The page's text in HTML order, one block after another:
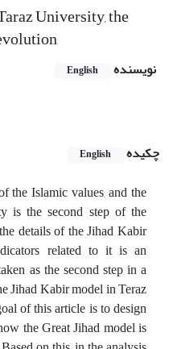
University, the
نویسنده English
چکیده
English
the Islamic values, and the
is the second step of the
details of the Jihad Kabir
related to it is an
as the second step in a
Jihad Kabir model in Teraz
of this article is to design
the Great Jihad model is